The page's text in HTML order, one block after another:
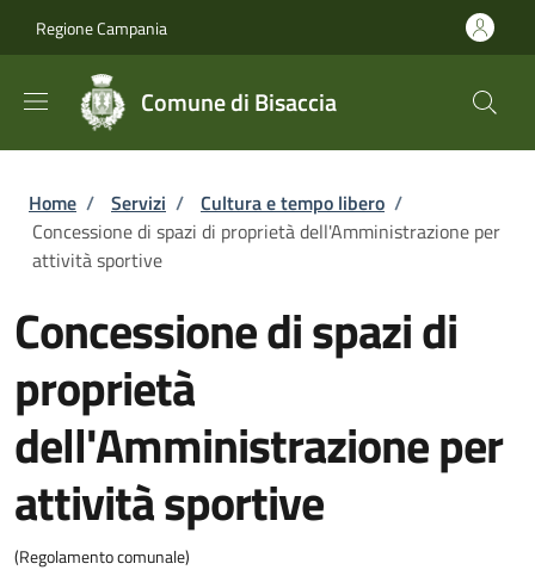
Regione Campania
Comune di Bisaccia
Briciole di pane
Home / Servizi / Cultura e tempo libero /
Concessione di spazi di proprietà dell'Amministrazione per
attività sportive
Concessione di spazi di
proprietà
dell'Amministrazione per
attività sportive
(Regolamento comunale)